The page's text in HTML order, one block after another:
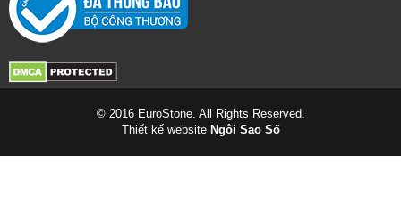
© 2016 EuroStone. All Rights Reserved.
Thiết kế website Ngôi Sao Số